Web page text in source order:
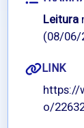
Leitura
(08/06/
LINK
https://
o/